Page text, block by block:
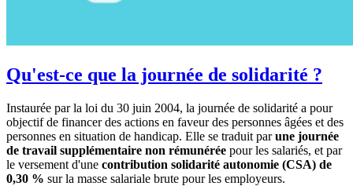
Qu'est-ce que la journée de solidarité ?
Instaurée par la loi du 30 juin 2004, la journée de solidarité a pour
objectif de financer des actions en faveur des personnes âgées et des
personnes en situation de handicap. Elle se traduit parune journée
de travail supplémentaire non rémunérée pour les salariés, et par
le versement d'une contribution solidarité autonomie (CSA) de
0,30 % sur la masse salariale brute pour les employeurs.